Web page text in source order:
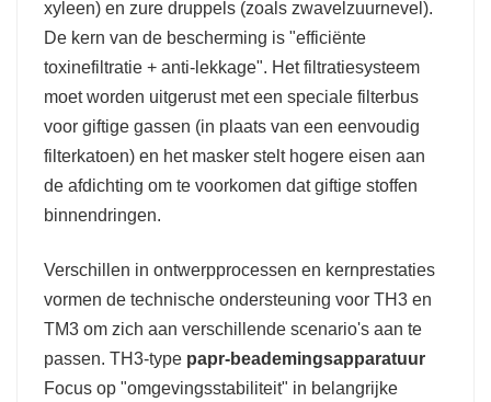
xyleen) en zure druppels (zoals zwavelzuurnevel).
De kern van de bescherming is "efficiënte
toxinefiltratie + anti-lekkage". Het filtratiesysteem
moet worden uitgerust met een speciale filterbus
voor giftige gassen (in plaats van een eenvoudig
filterkatoen) en het masker stelt hogere eisen aan
de afdichting om te voorkomen dat giftige stoffen
binnendringen.
Verschillen in ontwerpprocessen en kernprestaties
vormen de technische ondersteuning voor TH3 en
TM3 om zich aan verschillende scenario's aan te
passen. TH3-type papr-beademingsapparatuur
Focus op "omgevingsstabiliteit" in belangrijke